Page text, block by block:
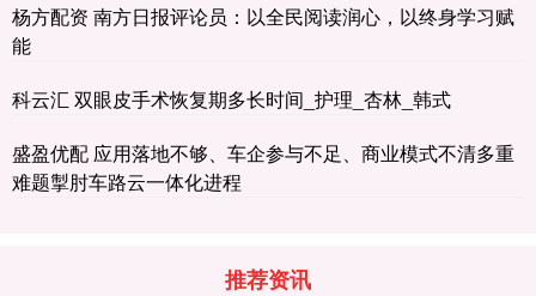
杨方配资 南方日报评论员：以全民阅读润心，以终身学习赋
能
科云汇 双眼皮手术恢复期多长时间_护理_杏林_韩式
盛盈优配 应用落地不够、车企参与不足、商业模式不清多重
难题掣肘车路云一体化进程
推荐资讯